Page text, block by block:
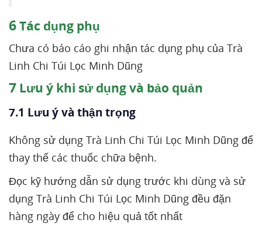
6Tác dụng phụ
Chưa có báo cáo ghi nhận tác dụng phụ của Trà
Linh Chi Túi Lọc Minh Dũng
7 Lưu ý khi sử dụng và bảo quản
7.1 Lưu ý và thận trọng
Không sử dụng Trà Linh Chi Túi Lọc Minh Dũng để
thay thế các thuốc chữa bệnh.
Đọc kỹ hướng dẫn sử dụng trước khi dùng và sử
dụng Trà Linh Chi Túi Lọc Minh Dũng đều đặn
hàng ngày để cho hiệu quả tốt nhất